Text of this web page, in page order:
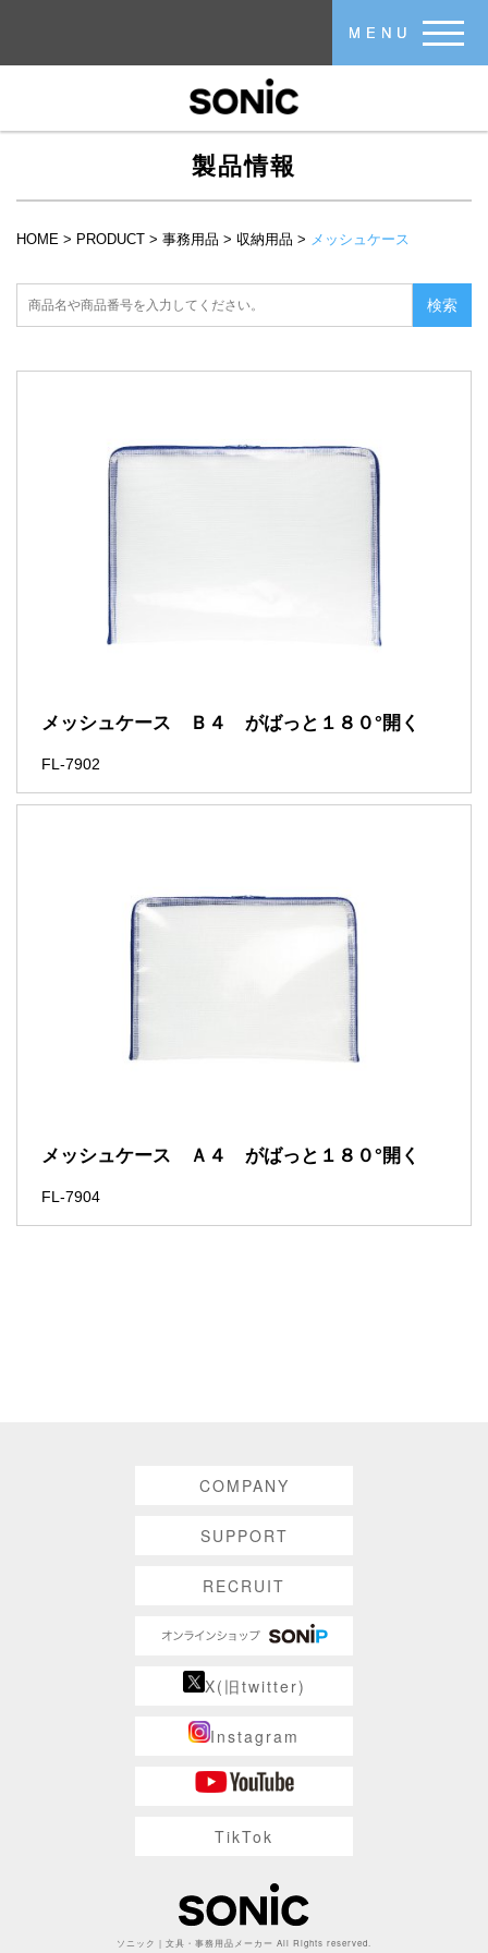
MENU
製品情報
HOME > PRODUCT > 事務用品 > 収納用品 > メッシュケース
メッシュケース Ｂ４ がばっと１８０°開く
FL-7902
メッシュケース Ａ４ がばっと１８０°開く
FL-7904
COMPANY
SUPPORT
RECRUIT
X(旧twitter)
Instagram
TikTok
ソニック | 文具・事務用品メーカー All Rights reserved.